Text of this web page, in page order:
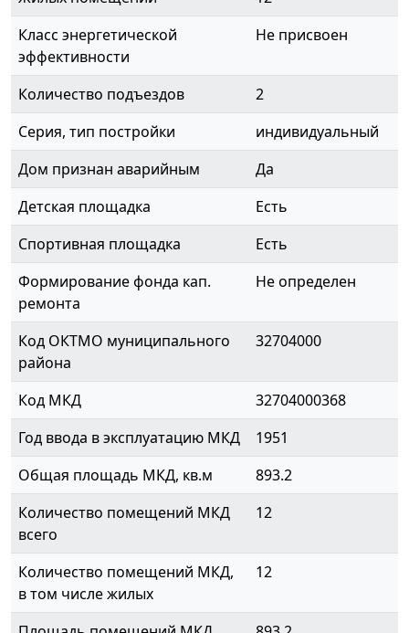
Класс энергетической
эффективности
Не присвоен
Количество подъездов
2
Серия, тип постройки
индивидуальный
Дом признан аварийным
Да
Детская площадка
Есть
Спортивная площадка
Есть
Формирование фонда кап.
ремонта
Не определен
Код ОКТМО муниципального
района
32704000
Код МКД
32704000368
Год ввода в эксплуатацию МКД
1951
Общая площадь МКД, кв.м
893.2
Количество помещений МКД
всего
12
Количество помещений МКД,
в том числе жилых
12